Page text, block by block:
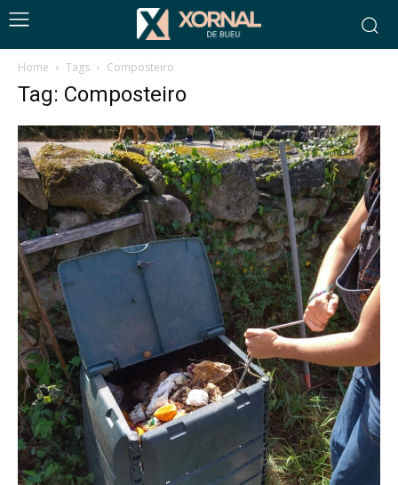
Home Tags Composteiro
Tag: Composteiro